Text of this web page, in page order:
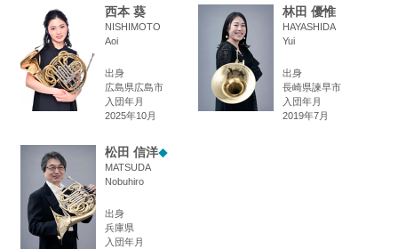
西本 葵
NISHIMOTO
Aoi
出身
広島県広島市
入団年月
2025年10月
林田 優惟
HAYASHIDA
Yui
出身
長崎県諫早市
入団年月
2019年7月
松田 信洋◆
MATSUDA
Nobuhiro
出身
兵庫県
入団年月